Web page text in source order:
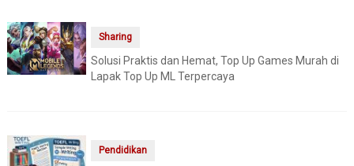
Sharing
Solusi Praktis dan Hemat, Top Up Games Murah di
Lapak Top Up ML Terpercaya
Pendidikan